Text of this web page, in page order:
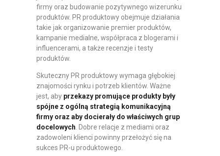
firmy oraz budowanie pozytywnego wizerunku
produktów. PR produktowy obejmuje działania
takie jak organizowanie premier produktów,
kampanie medialne, współpraca z blogerami i
influencerami, a także recenzje i testy
produktów.
Skuteczny PR produktowy wymaga głębokiej
znajomości rynku i potrzeb klientów. Ważne
jest, aby przekazy promujące produkty były
spójne z ogólną strategią komunikacyjną
firmy oraz aby docierały do właściwych grup
docelowych . Dobre relacje z mediami oraz
zadowoleni klienci powinny przełożyć się na
sukces PR-u produktowego.